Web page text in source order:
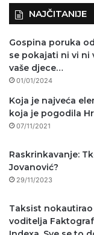
NAJČITANIJE
Gospina poruka
se pokajati ni vi ni
vaše djece…
01/01/2024
Koja je najveća
koja je pogodila
07/11/2021
Raskrinkavanje:
Jovanović?
29/11/2023
Taksist nokautirao
voditelja